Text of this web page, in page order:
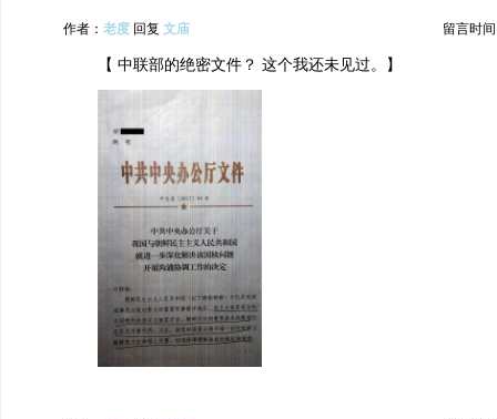
作者： 老度 回复 文庙 留言时间
【 中联部的绝密文件？ 这个我还未见过。】